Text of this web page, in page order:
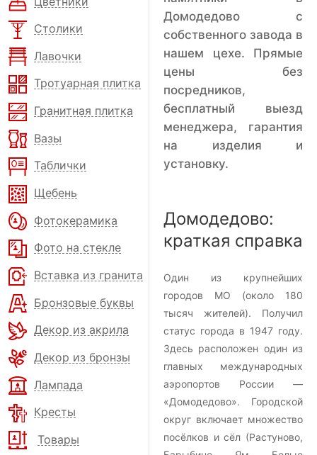
Столики
Лавочки
Тротуарная плитка
Гранитная плитка
Вазы
Таблички
Щебень
Фотокерамика
Фото на стекле
Вставка из гранита
Бронзовые буквы
Декор из акрила
Декор из бронзы
Лампада
Кресты
Товары
Домодедово с
собственного завода в
нашем цехе. Прямые
цены без
посредников,
бесплатный выезд
менеджера, гарантия
на изделия и
установку.
Домодедово:
краткая справка
Один из крупнейших
городов МО (около 180
тысяч жителей). Получил
статус города в 1947 году.
Здесь расположен один из
главных международных
аэропортов России —
«Домодедово». Городской
округ включает множество
посёлков и сёл (Растуново,